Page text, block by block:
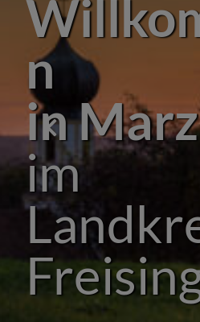
n
in
im